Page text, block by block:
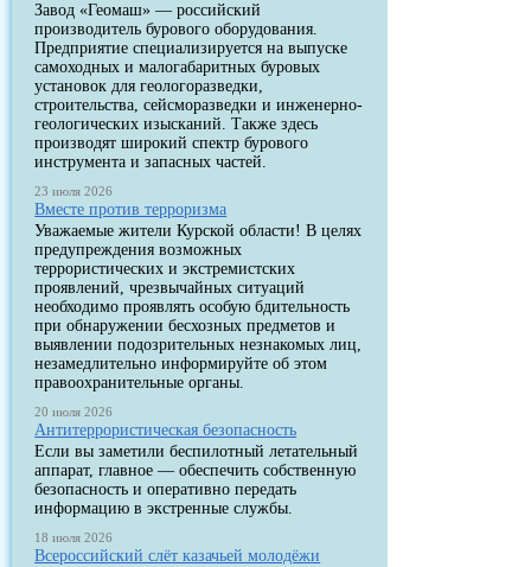
Завод «Геомаш» — российский
производитель бурового оборудования.
Предприятие специализируется на выпуске
самоходных и малогабаритных буровых
установок для геологоразведки,
строительства, сейсморазведки и инженерно-
геологических изысканий. Также здесь
производят широкий спектр бурового
инструмента и запасных частей.
23 июля 2026
Вместе против терроризма
Уважаемые жители Курской области! В целях
предупреждения возможных
террористических и экстремистских
проявлений, чрезвычайных ситуаций
необходимо проявлять особую бдительность
при обнаружении бесхозных предметов и
выявлении подозрительных незнакомых лиц,
незамедлительно информируйте об этом
правоохранительные органы.
20 июля 2026
Антитеррористическая безопасность
Если вы заметили беспилотный летательный
аппарат, главное — обеспечить собственную
безопасность и оперативно передать
информацию в экстренные службы.
18 июля 2026
Всероссийский слёт казачьей молодёжи